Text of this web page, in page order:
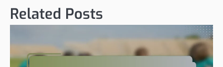
Related Posts